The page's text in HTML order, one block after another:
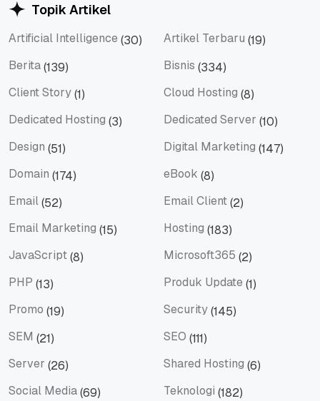
Topik Artikel
Artificial Intelligence (30) Artikel Terbaru (19)
Berita(139) Bisnis (334)
Client Story(1) Cloud Hosting (8)
Dedicated Hosting (3) Dedicated Server (10)
Design (51) Digital Marketing (147)
Domain (174) eBook (8)
Email(52) Email Client(2)
Email Marketing (15) Hosting (183)
JavaScript(8) Microsoft365 (2)
PHP (13) Produk Update (1)
Promo (19) Security(145)
SEM (21) SEO (111)
Server (26) Shared Hosting (6)
Social Media(69) Teknologi (182)